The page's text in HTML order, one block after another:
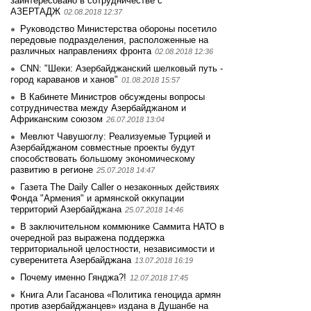
АЗЕРТАДЖ 02.08.2018 12:37
Руководство Министерства обороны посетило
передовые подразделения, расположенные на
различных направлениях фронта 02.08.2018 12:36
CNN: "Шеки: Азербайджанский шелковый путь -
город караванов и ханов" 01.08.2018 15:57
В Кабинете Министров обсуждены вопросы
сотрудничества между Азербайджаном и
Африканским союзом 26.07.2018 13:04
Мевлют Чавушоглу: Реализуемые Турцией и
Азербайджаном совместные проекты будут
способствовать большому экономическому
развитию в регионе 25.07.2018 14:47
Газета The Daily Caller о незаконных действиях
Фонда "Армения" и армянской оккупации
территорий Азербайджана 25.07.2018 14:46
В заключительном коммюнике Саммита НАТО в
очередной раз выражена поддержка
территориальной целостности, независимости и
суверенитета Азербайджана 13.07.2018 16:19
Почему именно Гянджа?! 12.07.2018 17:45
Книга Али Гасанова «Политика геноцида армян
против азербайджанцев» издана в Душанбе на